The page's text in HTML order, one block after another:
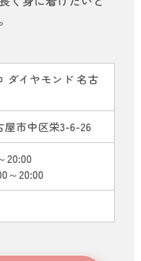
ダイヤモンド 名古
屋市中区栄3-6-26
20:00
～20:00